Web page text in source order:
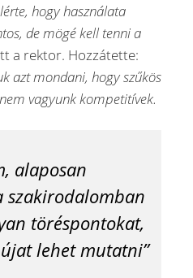
hogy használata
de mögé kell tenni a
a rektor. Hozzátette:
azt mondani, hogy szűkös
vagyunk kompetitívek.
alaposan
szakirodalomban
töréspontokat,
lehet mutatni”